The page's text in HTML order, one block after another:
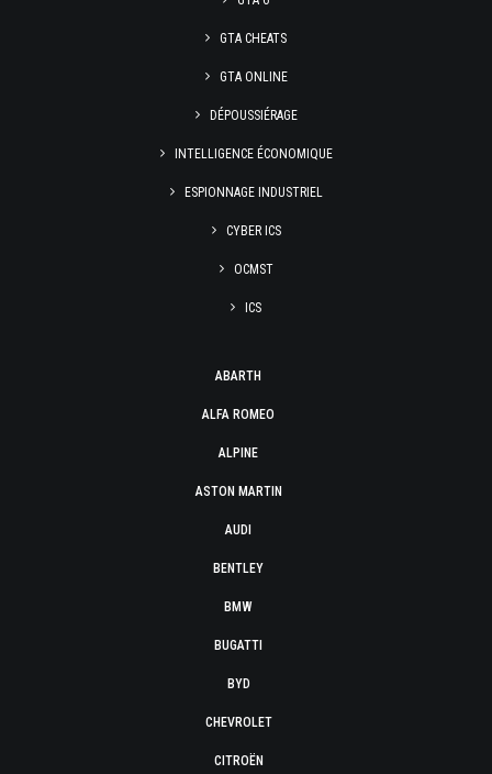
GTA CHEATS
GTA ONLINE
DÉPOUSSIÉRAGE
INTELLIGENCE ÉCONOMIQUE
ESPIONNAGE INDUSTRIEL
CYBER ICS
OCMST
ICS
ABARTH
ALFA ROMEO
ALPINE
ASTON MARTIN
AUDI
BENTLEY
BMW
BUGATTI
BYD
CHEVROLET
CITROËN